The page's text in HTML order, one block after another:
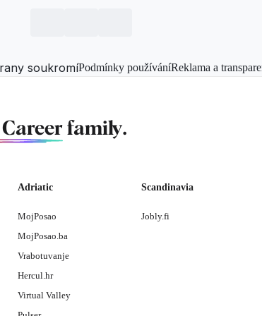
soukromíPodmínky používáníReklama a
family.
Adriatic
MojPosao
MojPosao.ba
Vrabotuvanje
Hercul.hr
Virtual Valley
Scandinavia
Jobly.fi